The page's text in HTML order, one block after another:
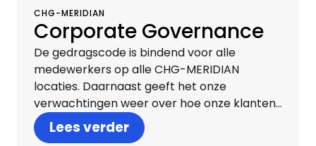
CHG-MERIDIAN
Corporate Governance
De gedragscode is bindend voor alle
medewerkers op alle CHG-MERIDIAN
locaties. Daarnaast geeft het onze
verwachtingen weer over hoe onze klanten,
leveranciers en andere zakenpartners zich
dienen te gedragen. Integer handelen op
Lees verder